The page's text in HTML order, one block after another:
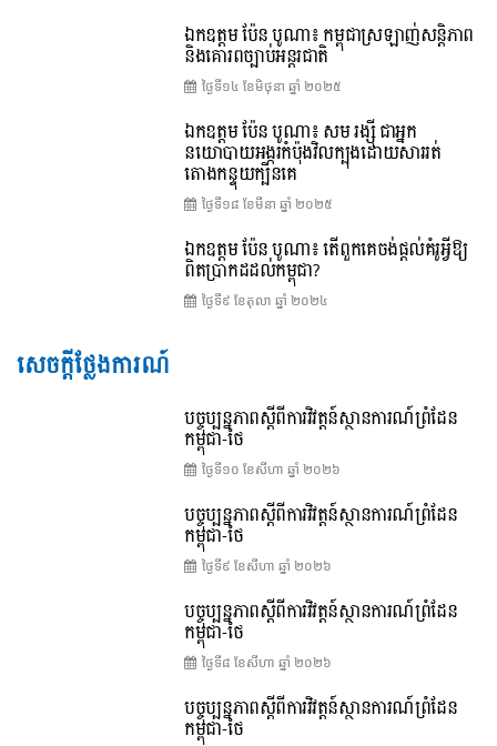
ឯកឧត្តម ប៉ែន បូណា៖ កម្ពុជាស្រឡាញ់សន្តិភាព
និងគោរពច្បាប់អន្តរជាតិ
ថ្ងៃទី១៤ ខែ​មិថុនា ឆ្នាំ ២០២៥
ឯកឧត្តម ប៉ែន បូណា៖ សម រង្ស៊ី ជាអ្នក
នយោបាយអង្ករកំប៉ុងវិលក្បុងដោយសាររត់
តោងកន្ទុយក្បិនគេ
ថ្ងៃទី១៨ ខែ​មីនា ឆ្នាំ ២០២៥
ឯកឧត្តម ប៉ែន បូណា៖ តើពួកគេចង់ផ្តល់គំរូអ្វីឱ្យ
ពិតប្រាកដដល់កម្ពុជា?
ថ្ងៃទី៩ ខែ​តុលា ឆ្នាំ ២០២៤
សេចក្តីថ្លែងការណ៍
បច្ចុប្បន្នភាពស្ដីពីការវិវត្តន៍ស្ថានការណ៍ព្រំដែន
កម្ពុជា-ថៃ
ថ្ងៃទី១០ ខែ​សីហា ឆ្នាំ ២០២៦
បច្ចុប្បន្នភាពស្ដីពីការវិវត្តន៍ស្ថានការណ៍ព្រំដែន
កម្ពុជា-ថៃ
ថ្ងៃទី៩ ខែ​សីហា ឆ្នាំ ២០២៦
បច្ចុប្បន្នភាពស្ដីពីការវិវត្តន៍ស្ថានការណ៍ព្រំដែន
កម្ពុជា-ថៃ
ថ្ងៃទី៨ ខែ​សីហា ឆ្នាំ ២០២៦
បច្ចុប្បន្នភាពស្ដីពីការវិវត្តន៍ស្ថានការណ៍ព្រំដែន
កម្ពុជា-ថៃ